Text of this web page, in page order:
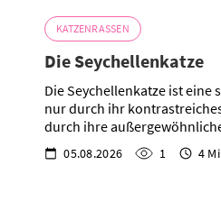
KATZENRASSEN
Die Seychellenkatze
Die Seychellenkatze ist eine
nur durch ihr
durch ihre
05.08.2026 1 4